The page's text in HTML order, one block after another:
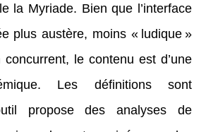
la Myriade. Bien que l’interface
plus austère, moins « ludique »
le contenu est d’une
Les définitions sont
propose des analyses de